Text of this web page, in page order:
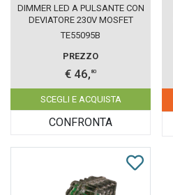
DIMMER LED A PULSANTE CON
DEVIATORE 230V MOSFET
TECNEL BIANCO
TE55095B
PREZZO
€ 46, 80
SCEGLI E ACQUISTA
CONFRONTA